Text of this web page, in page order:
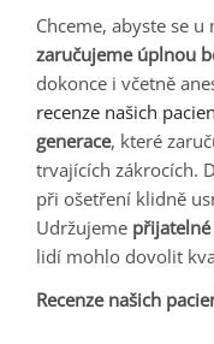
Chceme, abyste se
zaručujeme úplnou
dokonce i včetně
recenze našich
generace, které
trvajících zákrocích.
při ošetření klidně
Udržujeme přijatelné
lidí mohlo dovolit
Recenze našich